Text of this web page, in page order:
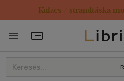
Kulacs / strandtáska
Törzsvásárlói Kártya